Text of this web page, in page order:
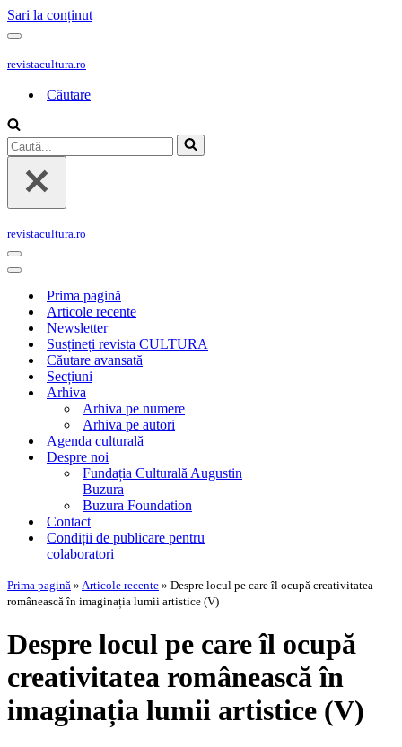
Sari la conținut
Meniu
navigare
revistacultura.ro
Căutare
Caută...
revistacultura.ro
Meniu
de
Meniu
navigarePrima pagină
Articole recente
Newsletter
Susțineți revista CULTURA
Căutare avansată
Secțiuni
Arhiva
Arhiva pe numere
Arhiva pe autori
Agenda culturală
Despre noi
Fundația Culturală Augustin
Buzura
Buzura Foundation
Contact
Condiții de publicare pentru
colaboratori
Prima pagină » Articole recente » Despre locul pe care îl ocupă creativitatea
românească în imaginația lumii artistice (V)
Despre locul pe care îl ocupă
creativitatea românească în
imaginația lumii artistice (V)